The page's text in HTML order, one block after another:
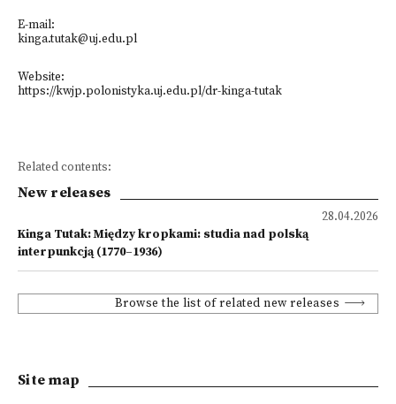
E-mail:
kinga.tutak@uj.edu.pl
Website:
https://kwjp.polonistyka.uj.edu.pl/dr-kinga-tutak
Related contents:
New releases
28.04.2026
Kinga Tutak: Między kropkami: studia nad polską
interpunkcją (1770–1936)
Browse the list of related new releases
Site map